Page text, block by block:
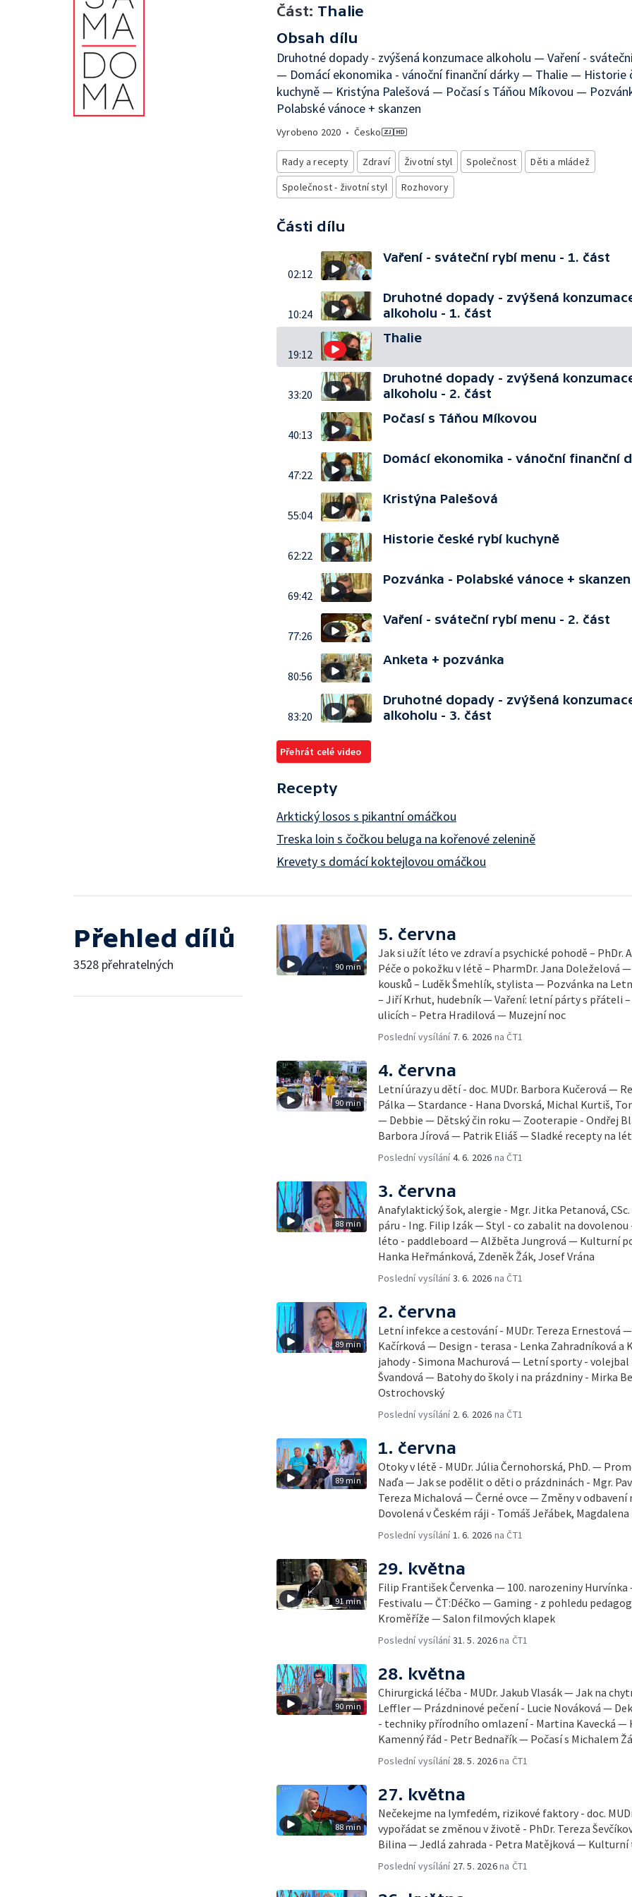
Část: Thalie
Obsah dílu
Druhotné dopady - zvýšená konzumace alkoholu — Vaření -
— Domácí ekonomika - vánoční finanční dárky — Thalie — Historie
kuchyně — Kristýna Palešová — Počasí s Táňou Míkovou —
Polabské vánoce + skanzen
Vyrobeno 2020 • Česko
Rady a recepty Zdraví Životní styl Společnost
Děti a mládež
Společnost - životní styl
Rozhovory
Části dílu
02:12
Vaření - sváteční rybí menu - 1. část
10:24
Druhotné dopady - zvýšená
alkoholu - 1. část
19:12
Thalie
33:20
Druhotné dopady - zvýšená
alkoholu - 2. část
40:13
Počasí s Táňou Míkovou
47:22
Domácí ekonomika - vánoční finanční
55:04
Kristýna Palešová
62:22
Historie české rybí kuchyně
69:42
Pozvánka - Polabské vánoce + skanzen
77:26
Vaření - sváteční rybí menu - 2. část
80:56
Anketa + pozvánka
83:20
Druhotné dopady - zvýšená
alkoholu - 3. část
Přehrát celé video
Recepty
Arktický losos s pikantní omáčkou
Treska loin s čočkou beluga na kořenové zelenině
Krevety s domácí koktejlovou omáčkou
Přehled dílů
3528 přehratelných 90 min
5. června
Jak si užít léto ve zdraví a psychické pohodě –
Péče o pokožku v létě – PharmDr. Jana Doleželová
kousků – Luděk Šmehlík, stylista — Pozvánka na
– Jiří Krhut, hudebník — Vaření: letní párty s přáteli
ulicích – Petra Hradilová — Muzejní noc
Poslední vysílání 7. 6. 2026 na ČT1
90 min
4. června
Letní úrazy u dětí - doc. MUDr. Barbora Kučerová —
Pálka — Stardance - Hana Dvorská, Michal Kurtiš,
— Debbie — Dětský čin roku — Zooterapie - Ondřej
Barbora Jírová — Patrik Eliáš — Sladké recepty na
Poslední vysílání4. 6. 2026 na ČT1
88 min
3. června
Anafylaktický šok, alergie - Mgr. Jitka Petanová,
páru - Ing. Filip Izák — Styl - co zabalit na
léto - paddleboard — Alžběta Jungrová — Kulturní
Hanka Heřmánková, Zdeněk Žák, Josef Vrána
Poslední vysílání3. 6. 2026 na ČT1
89 min
2. června
Letní infekce a cestování - MUDr. Tereza Ernestová
Kačírková — Design - terasa - Lenka Zahradníková a
jahody - Simona Machurová — Letní sporty -
Švandová — Batohy do školy i na prázdniny - Mirka
Ostrochovský
Poslední vysílání 2. 6. 2026 na ČT1
89 min
1. června
Otoky v létě - MUDr. Júlia Černohorská, PhD. —
Naďa — Jak se podělit o děti o prázdninách - Mgr.
Tereza Michalová — Černé ovce — Změny v
Dovolená v Českém ráji - Tomáš Jeřábek, Magdalena
Poslední vysílání1. 6. 2026 na ČT1
91 min
29. května
Filip František Červenka — 100. narozeniny
Festivalu — ČT:Déčko — Gaming - z pohledu
Kroměříže — Salon filmových klapek
Poslední vysílání31. 5. 2026na ČT1
90 min
28. května
Chirurgická léčba - MUDr. Jakub Vlasák — Jak na
Leffler — Prázdninové pečení - Lucie Nováková —
- techniky přírodního omlazení - Martina Kavecká
Kamenný řád - Petr Bednařík — Počasí s Michalem
Poslední vysílání 28. 5. 2026na ČT1
88 min
27. května
Nečekejme na lymfedém, rizikové faktory - doc.
vypořádat se změnou v životě - PhDr. Tereza
Bilina — Jedlá zahrada - Petra Matějková — Kulturní
Poslední vysílání 27. 5. 2026na ČT1